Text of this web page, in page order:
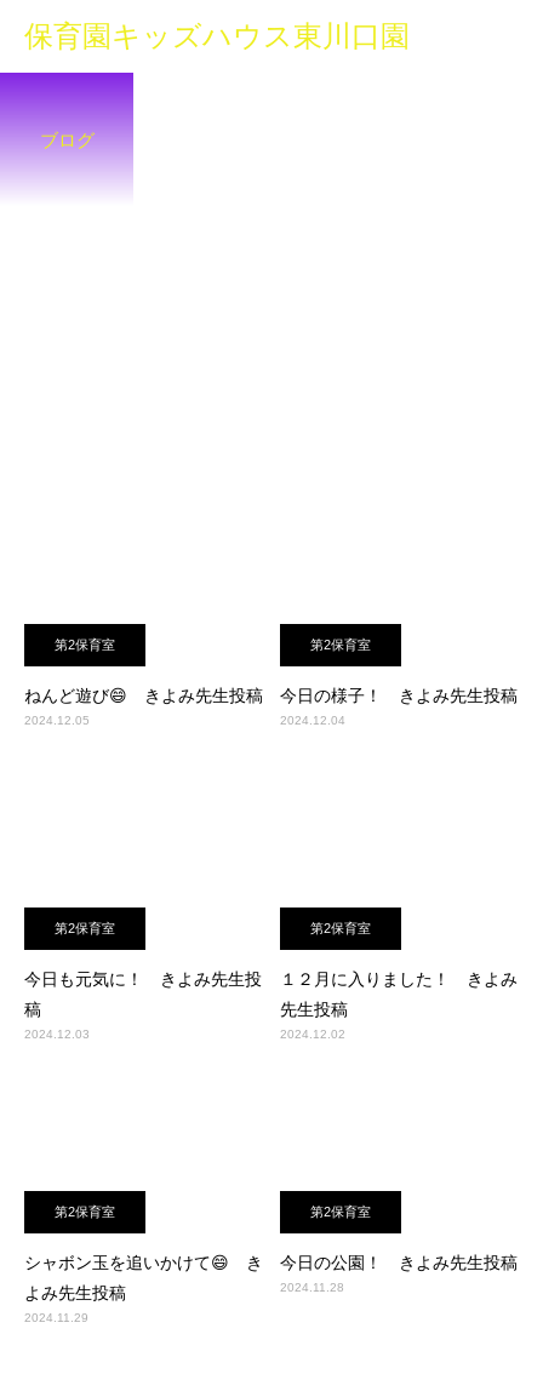
保育園キッズハウス東川口園
ブログ
第2保育室
ねんど遊び😄 きよみ先生投稿
2024.12.05
第2保育室
今日の様子！ きよみ先生投稿
2024.12.04
第2保育室
今日も元気に！ きよみ先生投
稿
2024.12.03
第2保育室
１２月に入りました！ きよみ
先生投稿
2024.12.02
第2保育室
シャボン玉を追いかけて😄 き
よみ先生投稿
2024.11.29
第2保育室
今日の公園！ きよみ先生投稿
2024.11.28